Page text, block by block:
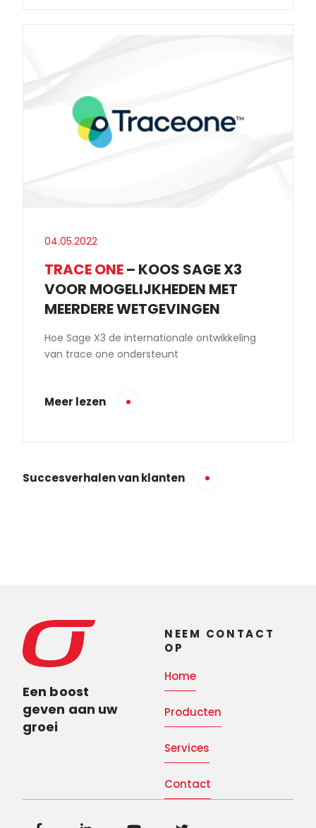
04.05.2022
TRACE ONE– KOOS SAGE X3
VOOR MOGELIJKHEDEN MET
MEERDERE WETGEVINGEN
Hoe Sage X3 de internationale ontwikkeling
van trace one ondersteunt
Meer lezen
Succesverhalen van klanten
Een boost
geven aan uw
groei
NEEM CONTACT
OP
Home
Producten
Services
Contact